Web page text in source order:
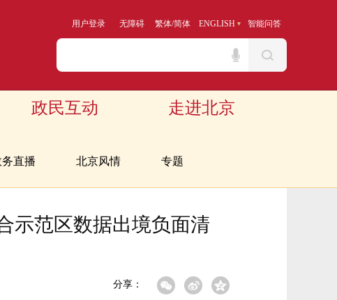
用户登录 无障碍 繁体/简体 ENGLISH 智能问答
政民互动 走进北京
直播 北京风情 专题
示范区数据出境负面清
分享：